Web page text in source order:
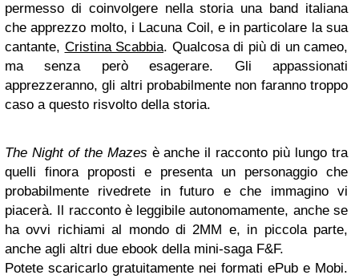
permesso di coinvolgere nella storia una band italiana
che apprezzo molto, i Lacuna Coil, e in particolare la sua
cantante, Cristina Scabbia. Qualcosa di più di un cameo,
ma senza però esagerare. Gli appassionati
apprezzeranno, gli altri probabilmente non faranno troppo
caso a questo risvolto della storia.
The Night of the Mazes è anche il racconto più lungo tra
quelli finora proposti e presenta un personaggio che
probabilmente rivedrete in futuro e che immagino vi
piacerà. Il racconto è leggibile autonomamente, anche se
ha ovvi richiami al mondo di 2MM e, in piccola parte,
anche agli altri due ebook della mini-saga F&F.
Potete scaricarlo gratuitamente nei formati ePub e Mobi.